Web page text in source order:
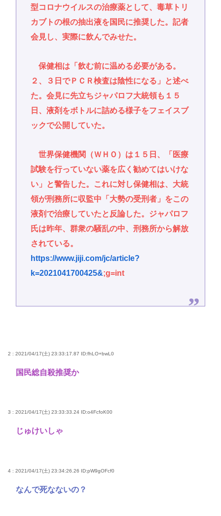
型コロナウイルスの治療薬として、毒草トリ
カブトの根の抽出液を国民に推奨した。記者
会見し、実際に飲んでみせた。
保健相は「飲む前に温める必要がある。
２、３日でＰＣＲ検査は陰性になる」と述べ
た。会見に先立ちジャパロフ大統領も１５
日、液剤をボトルに詰める様子をフェイスブ
ックで公開していた。
世界保健機関（ＷＨＯ）は１５日、「医療
試験を行っていない薬を広く勧めてはいけな
い」と警告した。これに対し保健相は、大統
領が刑務所に収監中「大勢の受刑者」をこの
液剤で治療していたと反論した。ジャパロフ
氏は昨年、群衆の騒乱の中、刑務所から解放
されている。
https://www.jiji.com/jc/article?
k=2021041700425&;g=int
2 : 2021/04/17(土) 23:33:17.87 ID:fhLO+bwL0
国民総自殺推奨か
3 : 2021/04/17(土) 23:33:33.24 ID:o4FcfoK00
じゅけいしゃ
4 : 2021/04/17(土) 23:34:26.26 ID:pW9gOFcf0
なんで死なないの？